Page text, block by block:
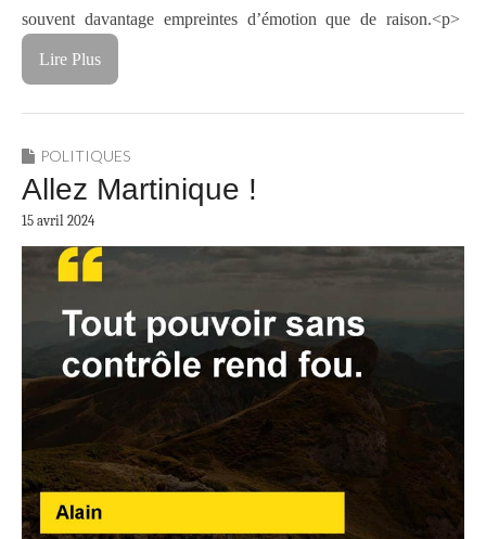
souvent davantage empreintes d’émotion que de raison.<p>
Lire Plus
POLITIQUES
Allez Martinique !
15 avril 2024